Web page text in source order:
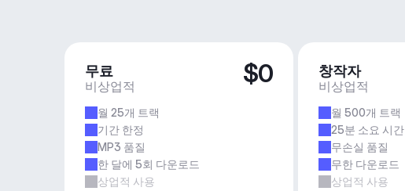
무료
비상업적 $0
월 25개 트랙
기간 한정
MP3 품질
한 달에 5회 다운로드
상업적 사용
창작자
비상업적
월 500개 트랙
25분 소요 시간
무손실 품질
무한 다운로드
상업적 사용